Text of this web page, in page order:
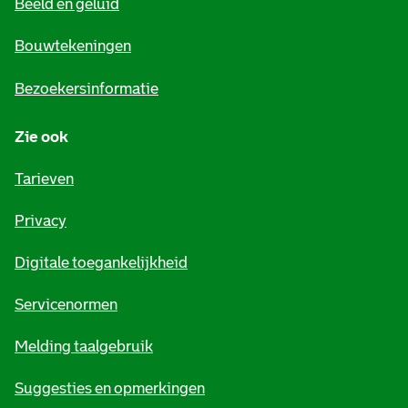
Beeld en geluid
Bouwtekeningen
Bezoekersinformatie
Zie ook
Tarieven
Privacy
Digitale toegankelijkheid
Servicenormen
Melding taalgebruik
Suggesties en opmerkingen